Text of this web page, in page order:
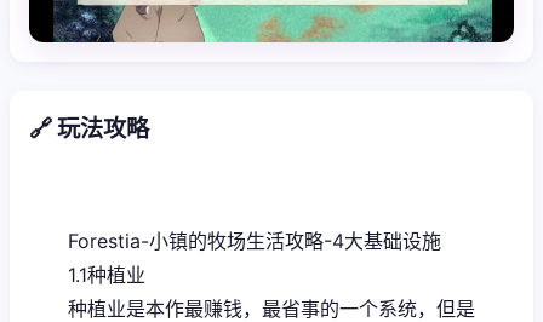
🔗 玩法攻略
Forestia-小镇的牧场生活攻略-4大基础设施
1.1种植业
种植业是本作最赚钱，最省事的一个系统，但是